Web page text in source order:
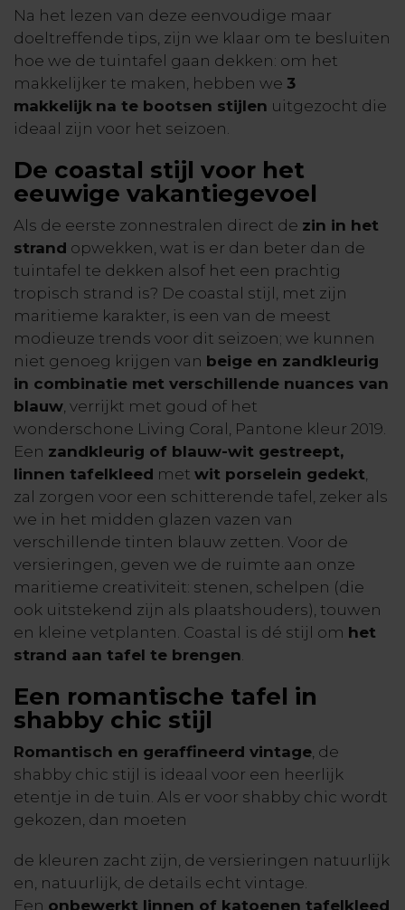
Na het lezen van deze eenvoudige maar
doeltreffende tips, zijn we klaar om te besluiten
hoe we de tuintafel gaan dekken: om het
makkelijker te maken, hebben we 3
makkelijk na te bootsen stijlen uitgezocht die
ideaal zijn voor het seizoen.
De coastal stijl voor het
eeuwige vakantiegevoel
Als de eerste zonnestralen direct de zin in het
strand opwekken, wat is er dan beter dan de
tuintafel te dekken alsof het een prachtig
tropisch strand is? De coastal stijl, met zijn
maritieme karakter, is een van de meest
modieuze trends voor dit seizoen; we kunnen
niet genoeg krijgen van beige en zandkleurig
in combinatie met verschillende nuances van
blauw, verrijkt met goud of het
wonderschone Living Coral, Pantone kleur 2019.
Een zandkleurig of blauw-wit gestreept,
linnen tafelkleed met wit porselein gedekt,
zal zorgen voor een schitterende tafel, zeker als
we in het midden glazen vazen van
verschillende tinten blauw zetten. Voor de
versieringen, geven we de ruimte aan onze
maritieme creativiteit: stenen, schelpen (die
ook uitstekend zijn als plaatshouders), touwen
en kleine vetplanten. Coastal is dé stijl om het
strand aan tafel te brengen.
Een romantische tafel in
shabby chic stijl
Romantisch en geraffineerd vintage, de
shabby chic stijl is ideaal voor een heerlijk
etentje in de tuin. Als er voor shabby chic wordt
gekozen, dan moeten
de kleuren zacht zijn, de versieringen natuurlijk
en, natuurlijk, de details echt vintage.
Een onbewerkt linnen of katoenen tafelkleed